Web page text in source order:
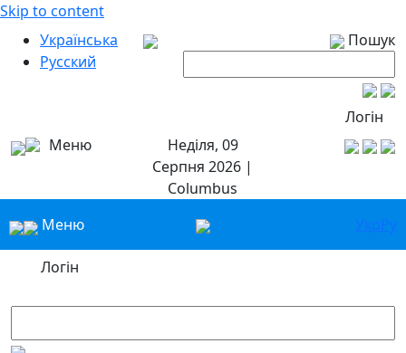
Skip to content
Українська
Русский
Пошук
Логін
Меню
Неділя, 09
Серпня 2026 |
Columbus
Меню
УкрРу
Логін